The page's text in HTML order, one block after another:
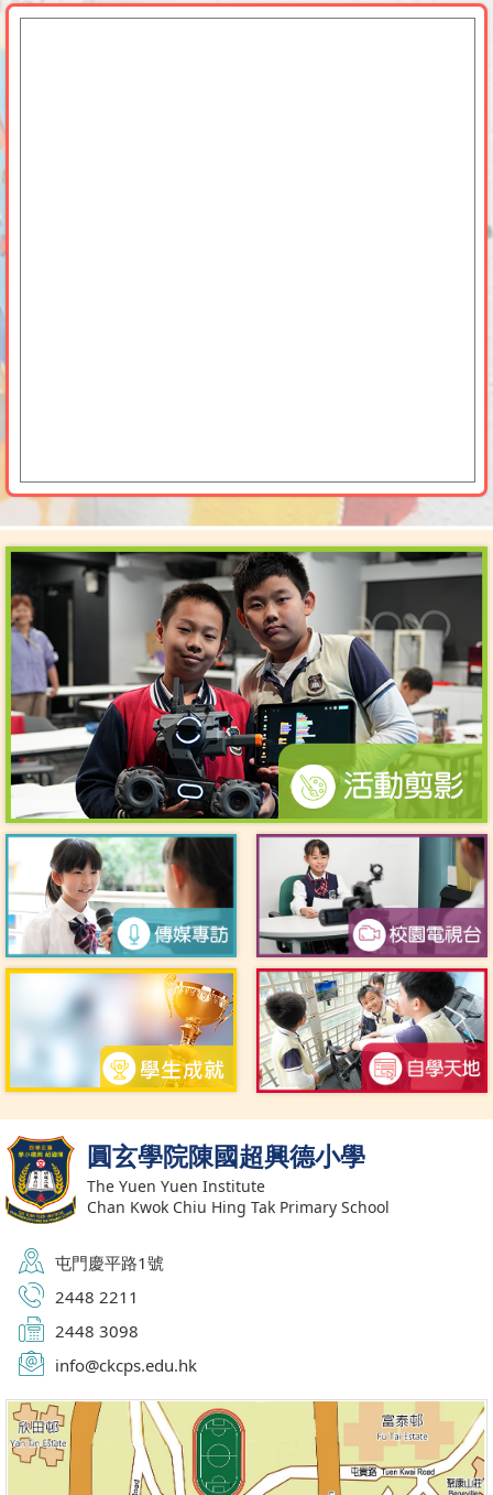
圓玄學院陳國超興德小學
The Yuen Yuen Institute
Chan Kwok Chiu Hing Tak Primary School
屯門慶平路1號
2448 2211
2448 3098
info@ckcps.edu.hk